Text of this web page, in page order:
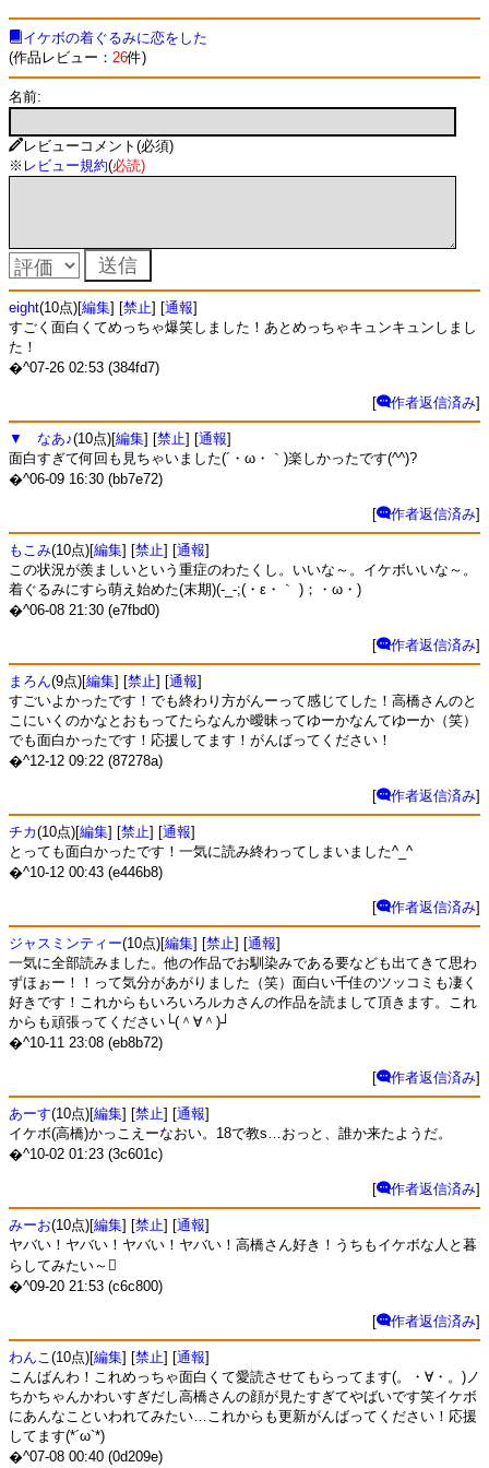
イケボの着ぐるみに恋をした
(作品レビュー： 26件)
名前:
レビューコメント(必須)
※ レビュー規約(必読)
eight(10点)[編集] [禁止] [通報]
すごく面白くてめっちゃ爆笑しました！あとめっちゃキュンキュンしまし
た！
�^07-26 02:53 (384fd7)
[ 作者返信済み]
▼ なあ♪(10点)[編集] [禁止] [通報]
面白すぎて何回も見ちゃいました(´・ω・｀)楽しかったです(^^)?
�^06-09 16:30 (bb7e72)
[ 作者返信済み]
もこみ(10点)[編集] [禁止] [通報]
この状況が羨ましいという重症のわたくし。いいな～。イケボいいな～。
着ぐるみにすら萌え始めた(末期)(-_-;(・ε・｀ )；・ω・)
�^06-08 21:30 (e7fbd0)
[ 作者返信済み]
まろん(9点)[編集] [禁止] [通報]
すごいよかったです！でも終わり方がんーって感じてした！高橋さんのと
こにいくのかなとおもってたらなんか曖昧ってゆーかなんてゆーか（笑）
でも面白かったです！応援してます！がんばってください！
�^12-12 09:22 (87278a)
[ 作者返信済み]
チカ(10点)[編集] [禁止] [通報]
とっても面白かったです！一気に読み終わってしまいました^_^
�^10-12 00:43 (e446b8)
[ 作者返信済み]
ジャスミンティー(10点)[編集] [禁止] [通報]
一気に全部読みました。他の作品でお馴染みである要なども出てきて思わ
ずほぉー！！って気分があがりました（笑）面白い千佳のツッコミも凄く
好きです！これからもいろいろルカさんの作品を読まして頂きます。これ
からも頑張ってください└(＾∀＾)┘
�^10-11 23:08 (eb8b72)
[ 作者返信済み]
あーす(10点)[編集] [禁止] [通報]
イケボ(高橋)かっこえーなおい。18で教s…おっと、誰か来たようだ。
�^10-02 01:23 (3c601c)
[ 作者返信済み]
みーお(10点)[編集] [禁止] [通報]
ヤバい！ヤバい！ヤバい！ヤバい！高橋さん好き！うちもイケボな人と暮
らしてみたい～
�^09-20 21:53 (c6c800)
[ 作者返信済み]
わんこ(10点)[編集] [禁止] [通報]
こんばんわ！これめっちゃ面白くて愛読させてもらってます(。・∀・。)ノ
ちかちゃんかわいすぎだし高橋さんの顔が見たすぎてやばいです笑イケボ
にあんなこといわれてみたい…これからも更新がんばってください！応援
してます(*´ω`*)
�^07-08 00:40 (0d209e)